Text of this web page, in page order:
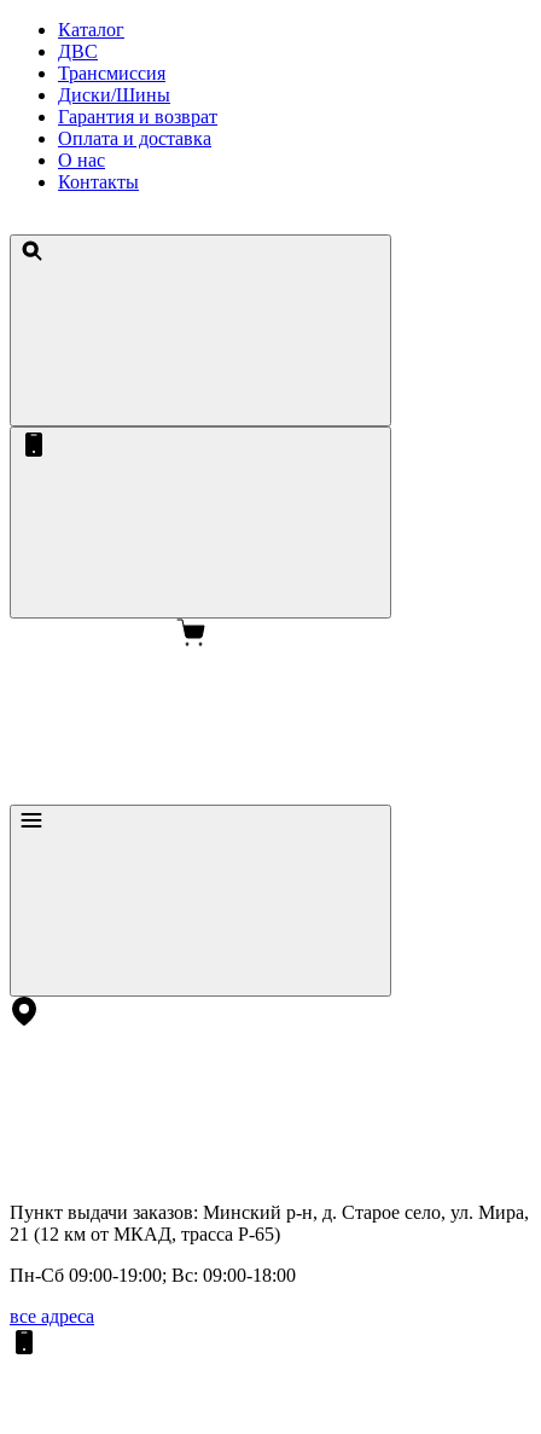
Каталог
ДВС
Трансмиссия
Диски/Шины
Гарантия и возврат
Оплата и доставка
О нас
Контакты
Пункт выдачи заказов: Минский р-н, д. Старое село, ул. Мира,
21 (12 км от МКАД, трасса P-65)
Пн-Сб 09:00-19:00; Вс: 09:00-18:00
все адреса